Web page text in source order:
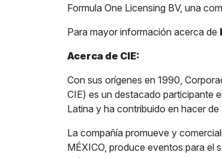
Formula One Licensing BV, una
Para mayor información acerca de
Acerca de CIE:
Con sus orígenes en 1990,
CIE) es un destacado participante
Latina y ha contribuido en hacer
La compañía promueve y
MÉXICO, produce eventos para el